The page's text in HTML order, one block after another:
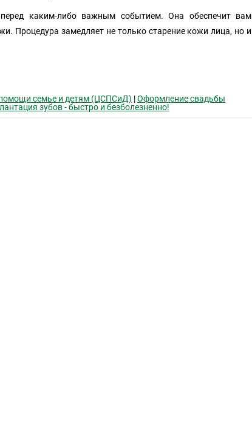
каким-либо важным событием. Она обеспечит вам
Процедура замедляет не только старение кожи лица, но и
семье и детям (ЦСПСиД) |Оформление свадьбы
зубов - быстро и безболезненно!